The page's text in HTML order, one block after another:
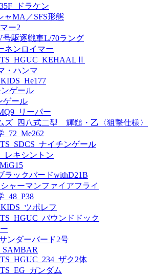
ドラケン
ャMA／SFS形態
ー2
号駆逐戦車L/70ラング
ネンロイマー
・ハンマ
ゲール
ゲール
リーパー
ズ_四八式二型 輝鎚・乙〈狙撃仕様〉
_72_Me262
ナイチンゲール
レキシントン
ラックバードwithD21B
ャーマンファイアフライ
_48_P38
ツポレフ
バウンドドック
ンダーバード2号
ザク2体
ガンダム